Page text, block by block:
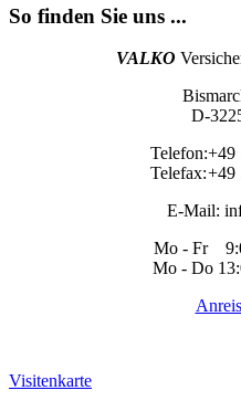
So finden Sie uns ...
VALKO
D-
Telefon:+49
Telefax:+49
E-Mail:
Mo - Fr
Mo - Do
Visitenkarte